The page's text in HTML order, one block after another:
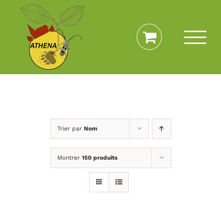
Passer
contenu
Trier par Nom
Montrer 150 produits